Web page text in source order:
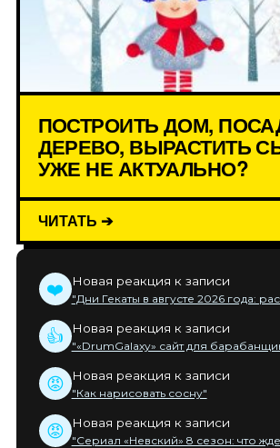
ПОСТРОИТЬ ДОМ,
ДЕРЕВО, ВЫРАСТИТЬ
УЖЕ НЕ АКТУАЛЬНО?
ЧИТАТЬ ➔
❤️ Новая реакция к записи
"Дни Гекаты в августе 2026 года:
👍 Новая реакция к записи
"«DrumGalaxy» сайт для
😡 Новая реакция к записи
"Как нарисовать сосну"
😡 Новая реакция к записи
"Сериал «Невский» 8 сезон: что